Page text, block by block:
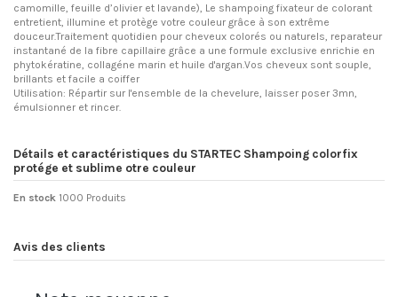
camomille, feuille d’olivier et lavande), Le shampoing fixateur de colorant
entretient, illumine et protège votre couleur grâce à son extrême
douceur.Traitement quotidien pour cheveux colorés ou naturels, reparateur
instantané de la fibre capillaire grâce a une formule exclusive enrichie en
phytokératine, collagéne marin et huile d'argan.Vos cheveux sont souple,
brillants et facile a coiffer
Utilisation: Répartir sur l'ensemble de la chevelure, laisser poser 3mn,
émulsionner et rincer.
Détails et caractéristiques du STARTEC Shampoing colorfix
protége et sublime otre couleur
En stock 1000 Produits
Avis des clients